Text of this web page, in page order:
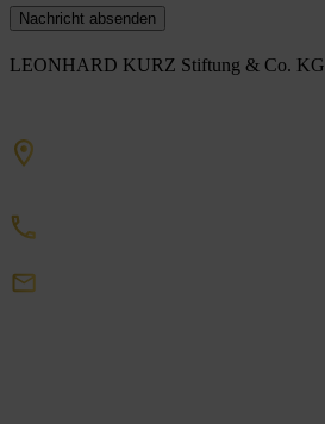
Nachricht absenden
LEONHARD KURZ Stiftung & Co. KG